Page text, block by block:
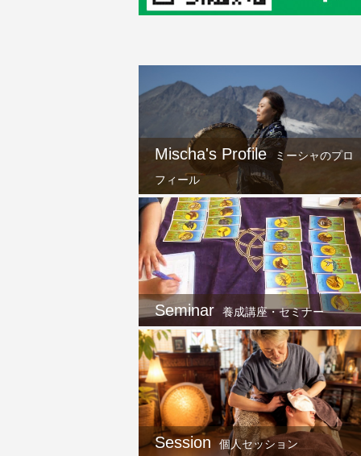
Mischa's Profile
ミーシャのプロ
フィール
Seminar 養成講座・セミナー
Session 個人セッション